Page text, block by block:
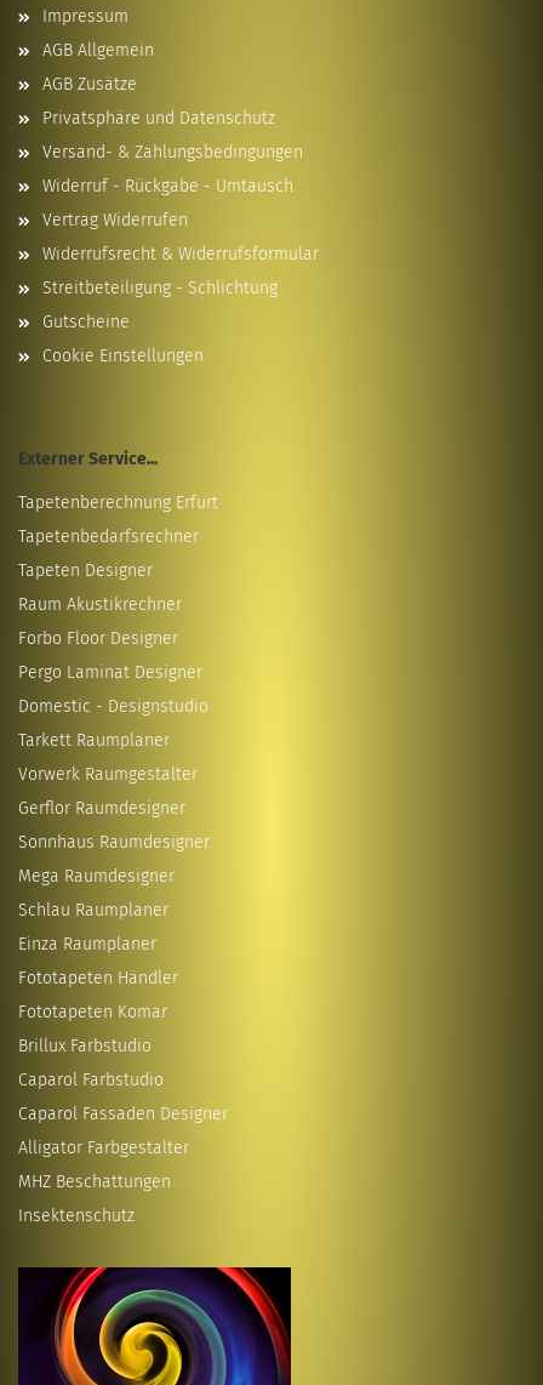
Impressum
AGB Allgemein
AGB Zusätze
Privatsphäre und Datenschutz
Versand- & Zahlungsbedingungen
Widerruf - Rückgabe - Umtausch
Vertrag Widerrufen
Widerrufsrecht & Widerrufsformular
Streitbeteiligung - Schlichtung
Gutscheine
Cookie Einstellungen
Externer Service...
Tapetenberechnung Erfurt
Tapetenbedarfsrechner
Tapeten Designer
Raum Akustikrechner
Forbo Floor Designer
Pergo Laminat Designer
Domestic - Designstudio
Tarkett Raumplaner
Vorwerk Raumgestalter
Gerflor Raumdesigner
Sonnhaus Raumdesigner
Mega Raumdesigner
Schlau Raumplaner
Einza Raumplaner
Fototapeten Händler
Fototapeten Komar
Brillux Farbstudio
Caparol Farbstudio
Caparol Fassaden Designer
Alligator Farbgestalter
MHZ Beschattungen
Insektenschutz